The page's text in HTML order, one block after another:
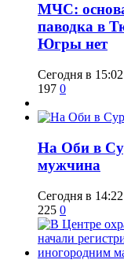
​МЧС:
паводка в
Югры нет
Сегодня в 15:02
197 0
​На Оби в
мужчина
Сегодня в 14:22
225 0